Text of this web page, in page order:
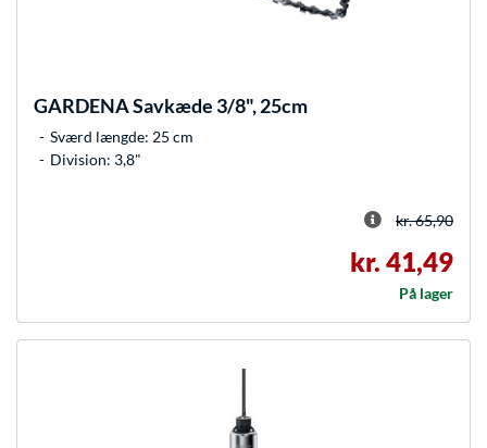
GARDENASavkæde 3/8", 25cm
Sværd længde: 25 cm
Division: 3,8"
kr. 65,90
kr. 41,49
På lager